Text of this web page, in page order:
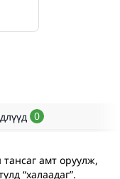
0
амт оруулж,
“халаадаг”.